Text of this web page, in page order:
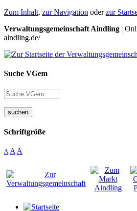
Zum Inhalt, zur Navigation oderzur
Verwaltungsgemeinschaft Aindling |
aindling.de/
Suche VGem
suchen
Schriftgröße
A A A